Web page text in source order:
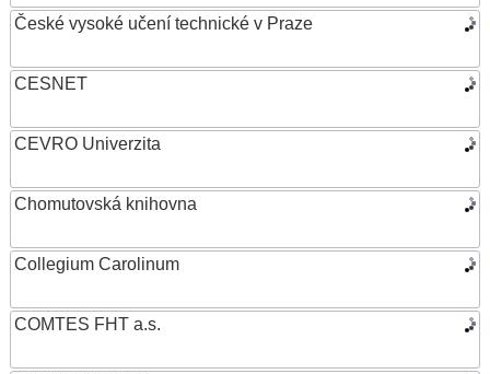
České vysoké učení technické v Praze
CESNET
CEVRO Univerzita
Chomutovská knihovna
Collegium Carolinum
COMTES FHT a.s.